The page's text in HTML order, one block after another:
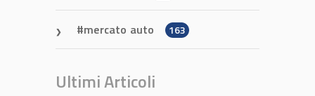
mercato auto 163
Ultimi Articoli